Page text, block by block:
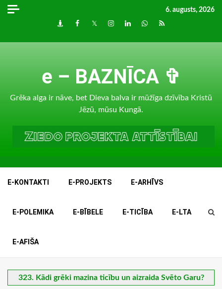
Skip
6. augusts, 2026
DraugiemFacebook
TwitterInstagram
LinkedInwhatsapp
RSS
e – BAZNĪCA ✞
Grēka alga ir nāve, bet Dieva balva ir mūžīga dzīvība Kristū
Jēzū, mūsu Kungā.
E-KONTAKTI E-PROJEKTS E-ARHĪVS
E-POLEMIKA E-BĪBELE E-TICĪBA E-LTA
E-AFIŠA
323. Kādi grēki mazina ticību un aizraida Svēto Garu?